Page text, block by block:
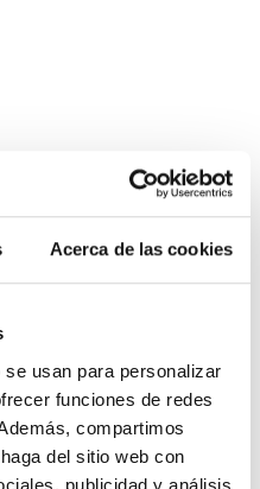
Acerca de las cookies
usan para personalizar
funciones de redes
compartimos
del sitio web con
publicidad y análisis
de las partículas en un solo